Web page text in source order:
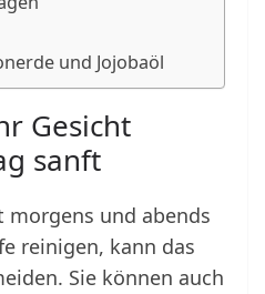
und Jojobaöl
Gesicht
sanft
morgens und abends
reinigen, kann das
Sie können auch